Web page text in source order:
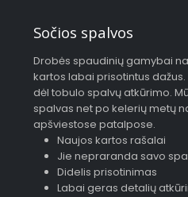
Sočios spalvos
Drobės spaudinių gamybai
kartos labai prisotintus
dėl tobulo spalvų atkūrimo.
spalvas net po kelerių metų
apšviestose patalpose.
Naujos kartos rašalai
Jie nepraranda savo
Didelis prisotinimas
Labai geras detalių